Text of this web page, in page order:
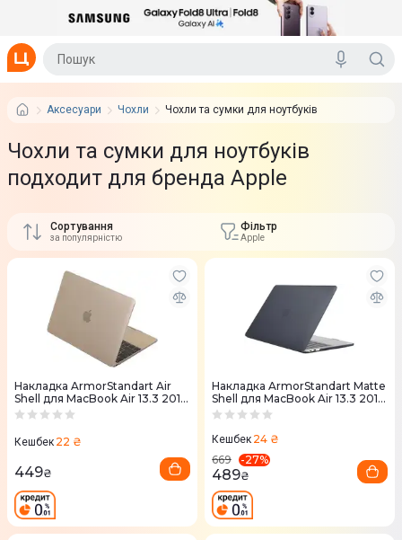
Аксесуари Чохли Чохли та сумки для ноутбуків
Чохли та сумки для ноутбуків
подходит для бренда Apple
Сортування
за популярністю
Фільтр
Apple
Накладка ArmorStandart Air
Shell для MacBook Air 13.3 2018
(Clear)
Кешбек 22 ₴
449₴
Накладка ArmorStandart Matte
Shell для MacBook Air 13.3 2018
(Black)
Кешбек 24 ₴
669
-27%
489₴